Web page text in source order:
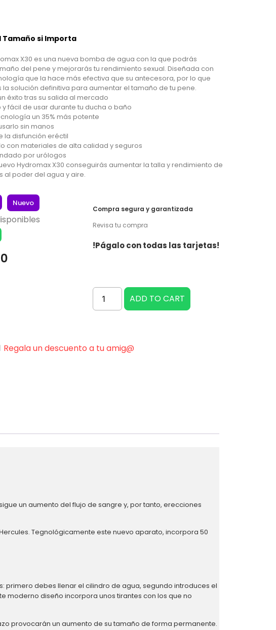
Tamaño si Importa
X30 es una nueva bomba de agua con la que podrás
del pene y mejorarás tu rendimiento sexual. Diseñada con
que la hace más efectiva que su antecesora, por lo que
la solución definitiva para aumentar el tamaño de tu pene.
éxito tras su salida al mercado
fácil de usar durante tu ducha o baño
un 35% más potente
sin manos
la disfunción eréctil
con materiales de alta calidad y seguros
por urólogos
Hydromax X30 conseguirás aumentar la talla y rendimiento de
al poder del agua y aire.
Nuevo
Compra segura y garantizada
Revisa tu compra
!Págalo con todas las tarjetas!
ADD TO CART
Regala un descuento a tu amig@
un aumento del flujo de sangre y, por tanto, erecciones
Tegnológicamente este nuevo aparato, incorpora 50
primero debes llenar el cilindro de agua, segundo introduces el
moderno diseño incorpora unos tirantes con los que no
provocarán un aumento de su tamaño de forma permanente.